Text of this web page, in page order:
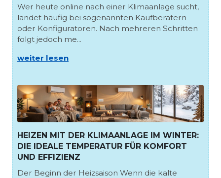
Wer heute online nach einer Klimaanlage sucht,
landet häufig bei sogenannten Kaufberatern
oder Konfiguratoren. Nach mehreren Schritten
folgt jedoch me...
weiter lesen
HEIZEN MIT DER KLIMAANLAGE IM WINTER:
DIE IDEALE TEMPERATUR FÜR KOMFORT
UND EFFIZIENZ
Der Beginn der Heizsaison Wenn die kalte